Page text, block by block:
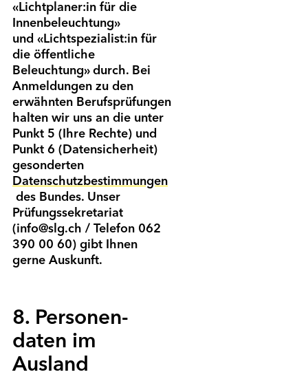
«Lichtplaner:in für die
Innenbeleuchtung»
und «Lichtspezialist:in für
die öffentliche
Beleuchtung» durch. Bei
Anmeldungen zu den
erwähnten Berufs­prüfungen
halten wir uns an die unter
Punkt 5 (Ihre Rechte) und
Punkt 6 (Datensicherheit)
gesonderten
Datenschutz­bestimmungen
des Bundes. Unser
Prüfungssekretariat
(info@slg.ch / Telefon 062
390 00 60) gibt Ihnen
gerne Auskunft.
8. Personen­
daten im
Ausland